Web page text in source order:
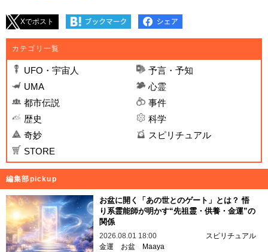
Xでポスト
カテゴリ一覧
UFO・宇宙人
予言・予知
UMA
心霊
都市伝説
事件
歴史
科学
奇妙
スピリチュアル
STORE
編集部pickup
お盆に開く「あの世とのゲート」とは？ 悟
り系霊能師が明かす“先祖霊・供養・金運”の
関係
2026.08.01 18:00
スピリチュアル
金運
お盆
Maaya